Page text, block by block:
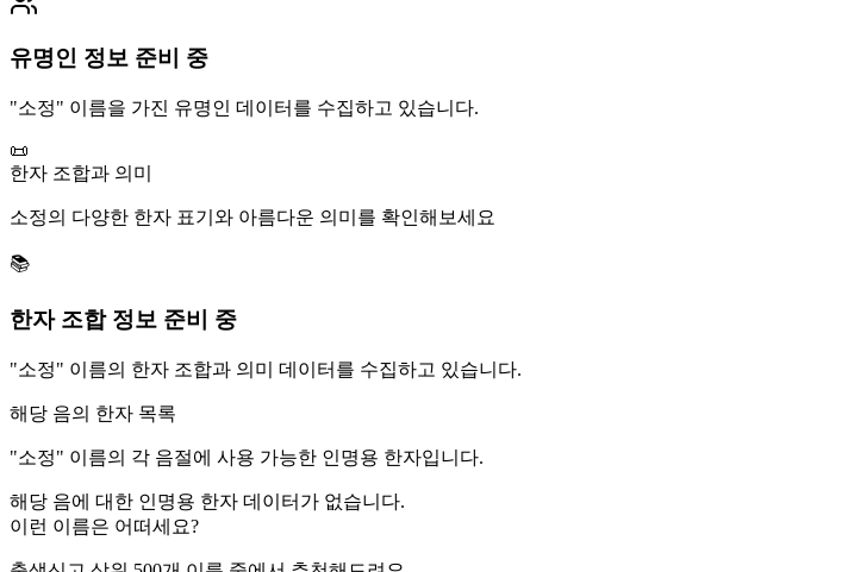
유명인 정보 준비 중
"소정" 이름을 가진 유명인 데이터를 수집하고 있습니다.
📜
한자 조합과 의미
소정의 다양한 한자 표기와 아름다운 의미를 확인해보세요
📚
한자 조합 정보 준비 중
"소정" 이름의 한자 조합과 의미 데이터를 수집하고 있습니다.
해당 음의 한자 목록
"소정" 이름의 각 음절에 사용 가능한 인명용 한자입니다.
해당 음에 대한 인명용 한자 데이터가 없습니다.
이런 이름은 어떠세요?